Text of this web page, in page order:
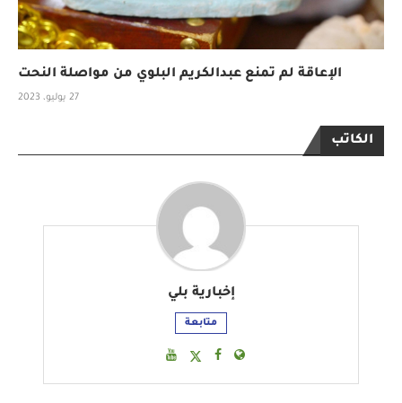
الإعاقة لم تمنع عبدالكريم البلوي من مواصلة النحت
27 يوليو، 2023
الكاتب
إخبارية بلي
متابعة